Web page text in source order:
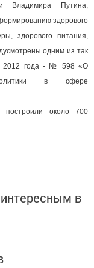
Владимира Путина,
здорового
здорового питания,
одним из так
2012 года - № 598 «О
политики в сфере
построили около 700
в